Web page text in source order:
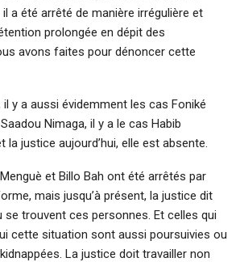
a été arrêté de manière irrégulière et
prolongée en dépit des
avons faites pour dénoncer cette
il y a aussi évidemment les cas Foniké
Nimaga, il y a le cas Habib
la justice aujourd’hui, elle est absente.
et Billo Bah ont été arrêtés par
mais jusqu’à présent, la justice dit
se trouvent ces personnes. Et celles qui
cette situation sont aussi poursuivies ou
La justice doit travailler non